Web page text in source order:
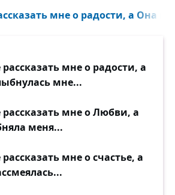
мне о радости, а Она
мне о радости, а
мне...
рассказать мне о Любви, а
меня...
мне о счастье, а